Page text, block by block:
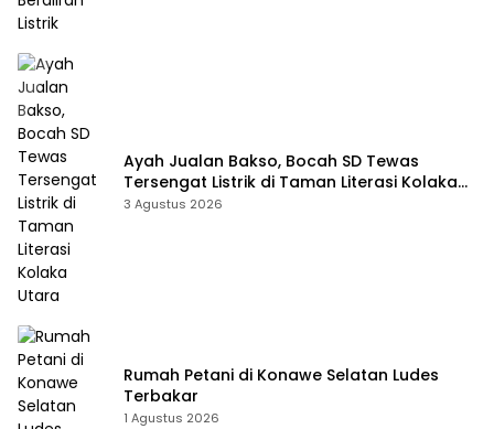
Ayah Jualan Bakso, Bocah SD Tewas
Tersengat Listrik di Taman Literasi Kolaka
Utara
3 Agustus 2026
Rumah Petani di Konawe Selatan Ludes
Terbakar
1 Agustus 2026